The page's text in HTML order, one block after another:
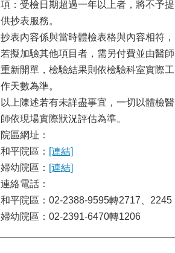
項：受檢日期超過一年以上者，將不予提
供抄表服務。
抄表內容係與當時體檢表格與內容相符，
若擬加驗其他項目者，需另付費並由醫師
重新開單，檢驗結果則依檢驗科室實際工
作天數為準。
以上陳述若有未詳盡事宜，一切以體檢醫
師依現場實際狀況評估為準。
院區網址：
和平院區： [連結]
婦幼院區： [連結]
連絡電話：
和平院區：02-2388-9595轉2717、2245
婦幼院區：02-2391-6470轉1206